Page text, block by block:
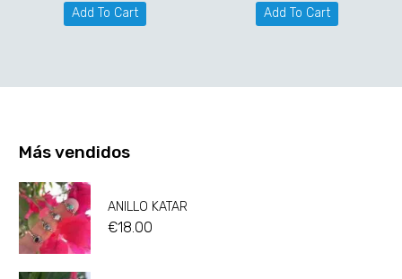
Add To Cart Add To Cart
Más vendidos
ANILLO KATAR
€18.00